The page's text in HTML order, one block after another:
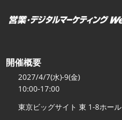
開催概要
2027/4/7(水)-9(金)
10:00-17:00
東京ビッグサイト 東 1-8ホール